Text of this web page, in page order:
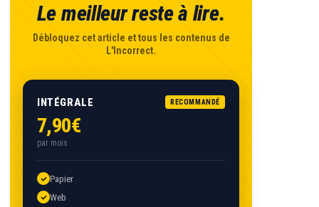
Le meilleur reste à lire.
Débloquez cet article et tous les contenus de
L'Incorrect.
INTÉGRALE RECOMMANDÉ
7,90€
par mois
Papier
Web